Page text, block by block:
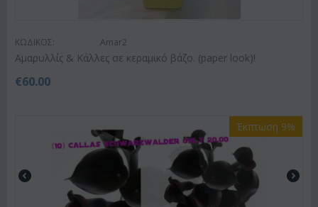
ΚΩΔΙΚΟΣ: Amar2
Αμαρυλλίς & Κάλλες σε κεραμικό βάζο. (paper look)!
€60.00
Έκπτωση 9%